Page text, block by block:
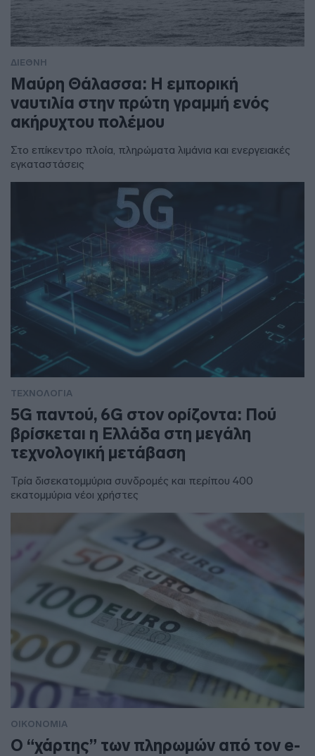
ΔΙΕΘΝΗ
Μαύρη Θάλασσα: Η εμπορική
ναυτιλία στην πρώτη γραμμή ενός
ακήρυχτου πολέμου
Στο επίκεντρο πλοία, πληρώματα λιμάνια και ενεργειακές
εγκαταστάσεις
ΤΕΧΝΟΛΟΓΙΑ
5G παντού, 6G στον ορίζοντα: Πού
βρίσκεται η Ελλάδα στη μεγάλη
τεχνολογική μετάβαση
Τρία δισεκατομμύρια συνδρομές και περίπου 400
εκατομμύρια νέοι χρήστες
ΟΙΚΟΝΟΜΙΑ
Ο “χάρτης” των πληρωμών από τον e-